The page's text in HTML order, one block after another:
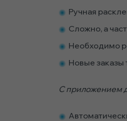
Ручная
Сложно, а
Необходимо
Новые заказы
С приложением